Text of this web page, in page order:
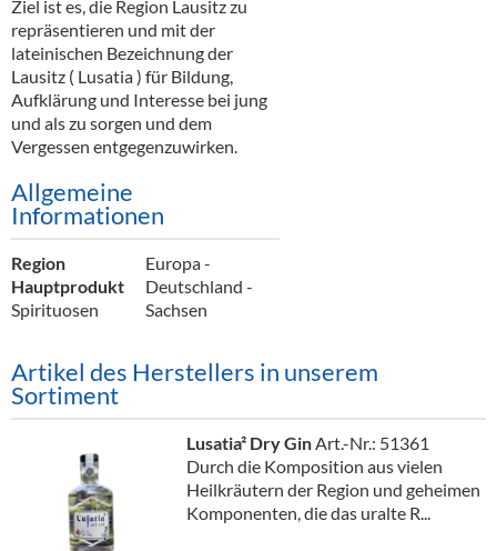
Hygieneartikel & Desinfektion
Ziel ist es, die Region Lausitz zu
repräsentieren und mit der
lateinischen Bezeichnung der
Lausitz ( Lusatia ) für Bildung,
Aufklärung und Interesse bei jung
und als zu sorgen und dem
Vergessen entgegenzuwirken.
Allgemeine
Informationen
Region
Europa -
Deutschland -
Sachsen
Hauptprodukt
Spirituosen
Artikel des Herstellers in unserem
Sortiment
Lusatia² Dry GinArt.-Nr.: 51361
Durch die Komposition aus vielen
Heilkräutern der Region und geheimen
Komponenten, die das uralte R...